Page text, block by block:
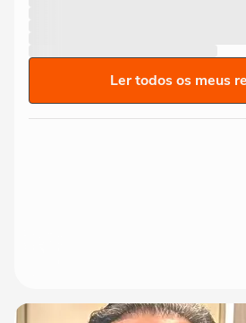
Ler todos os meus